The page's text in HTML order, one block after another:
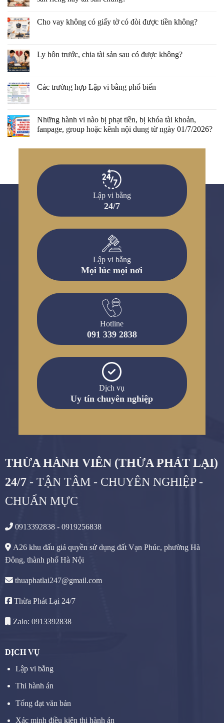
Cho vay không có giấy tờ có đòi được tiền không?
Ly hôn trước, chia tài sản sau có được không?
Các trường hợp Lập vi bằng phổ biến
Những hành vi nào bị phạt tiền, bị khóa tài khoản,
fanpage, group hoặc kênh nội dung từ ngày 01/7/2026?
Lập vi bằng
24/7
Lập vi bằng
Mọi lúc mọi nơi
Hotline
091 339 2838
Dịch vụ
Uy tín chuyên nghiệp
THỪA HÀNH VIÊN (THỪA PHÁT LẠI)
24/7- TẬN TÂM - CHUYÊN NGHIỆP -
CHUẨN MỰC
0913392838 - 0919256838
A26 khu đấu giá quyền sử dụng đất Vạn Phúc, phường Hà
Đông, thành phố Hà Nội
thuaphatlai247@gmail.com
Thừa Phát Lại 24/7
Zalo: 0913392838
DỊCH VỤ
Lập vi bằng
Thi hành án
Tống đạt văn bản
Xác minh điều kiện thi hành án